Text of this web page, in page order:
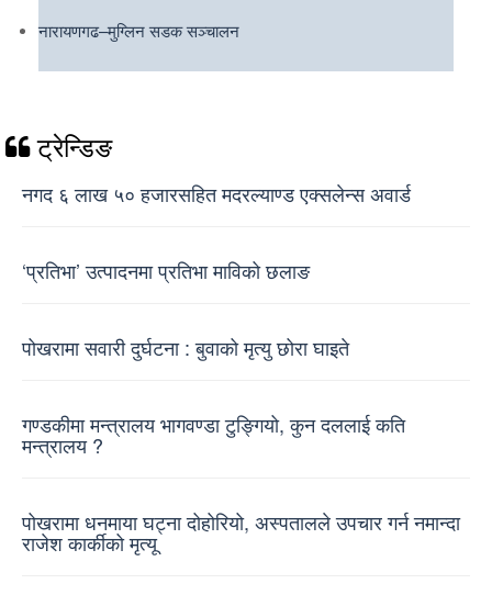
नारायणगढ–मुग्लिन सडक सञ्चालन
ट्रेन्डिङ
नगद ६ लाख ५० हजारसहित मदरल्याण्ड एक्सलेन्स अवार्ड
‘प्रतिभा’ उत्पादनमा प्रतिभा माविको छलाङ
पोखरामा सवारी दुर्घटना : बुवाको मृत्यु छोरा घाइते
गण्डकीमा मन्त्रालय भागवण्डा टुङ्गियो, कुन दललाई कति
मन्त्रालय ?
पोखरामा धनमाया घट्ना दोहोरियो, अस्पतालले उपचार गर्न नमान्दा
राजेश कार्कीको मृत्यू